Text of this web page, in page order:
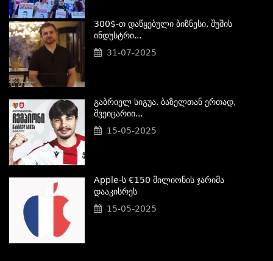
300$-Თ Დაწყებული Ბიზნესი, Შუშის
Ინდუსტრი...
31-07-2025
Გაბრიელ Სიგუა, Ბაზელთან Ერთად,
Შვეიცარიი...
15-05-2025
Apple-Ს €150 Მილიონის Ჯარიმა
Დააკისრეს
15-05-2025